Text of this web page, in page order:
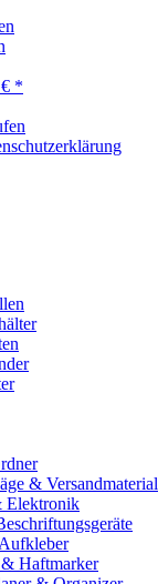
*
& Versandmaterial
Elektronik
Haftmarker